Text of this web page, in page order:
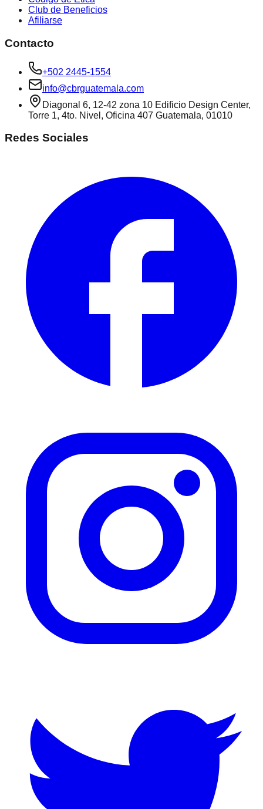
Club de Beneficios
Afiliarse
Contacto
+502 2445-1554
info@cbrguatemala.com
Diagonal 6, 12-42 zona 10 Edificio Design Center,
Torre 1, 4to. Nivel, Oficina 407 Guatemala, 01010
Redes Sociales